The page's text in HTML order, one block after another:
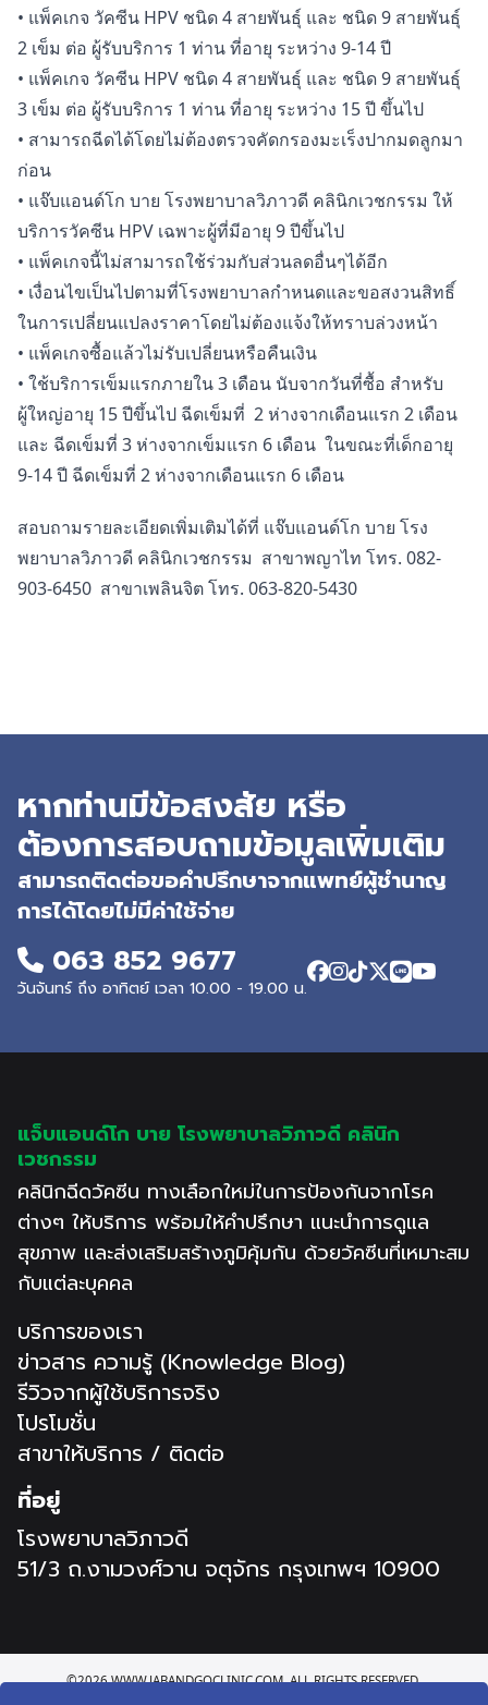
• แพ็คเกจ วัคซีน HPV ชนิด 4 สายพันธุ์ และ ชนิด 9 สายพันธุ์
2 เข็ม ต่อ ผู้รับบริการ 1 ท่าน ที่อายุ ระหว่าง 9-14 ปี
• แพ็คเกจ วัคซีน HPV ชนิด 4 สายพันธุ์ และ ชนิด 9 สายพันธุ์
3 เข็ม ต่อ ผู้รับบริการ 1 ท่าน ที่อายุ ระหว่าง 15 ปี ขึ้นไป
• สามารถฉีดได้โดยไม่ต้องตรวจคัดกรองมะเร็งปากมดลูกมา
ก่อน
• แจ๊บแอนด์โก บาย โรงพยาบาลวิภาวดี คลินิกเวชกรรม ให้
บริการวัคซีน HPV เฉพาะผู้ที่มีอายุ 9 ปีขึ้นไป
• แพ็คเกจนี้ไม่สามารถใช้ร่วมกับส่วนลดอื่นๆได้อีก
• เงื่อนไขเป็นไปตามที่โรงพยาบาลกำหนดและขอสงวนสิทธิ์
ในการเปลี่ยนแปลงราคาโดยไม่ต้องแจ้งให้ทราบล่วงหน้า
• แพ็คเกจซื้อแล้วไม่รับเปลี่ยนหรือคืนเงิน
• ใช้บริการเข็มแรกภายใน 3 เดือน นับจากวันที่ซื้อ สำหรับ
ผู้ใหญ่อายุ 15 ปีขึ้นไป ฉีดเข็มที่ 2 ห่างจากเดือนแรก 2 เดือน
และ ฉีดเข็มที่ 3 ห่างจากเข็มแรก 6 เดือน ในขณะที่เด็กอายุ
9-14 ปี ฉีดเข็มที่ 2 ห่างจากเดือนแรก 6 เดือน
สอบถามรายละเอียดเพิ่มเติมได้ที่ แจ๊บแอนด์โก บาย โรง
พยาบาลวิภาวดี คลินิกเวชกรรม สาขาพญาไท โทร. 082-
903-6450 สาขาเพลินจิต โทร. 063-820-5430
หากท่านมีข้อสงสัย หรือ
ต้องการสอบถามข้อมูลเพิ่มเติม
สามารถติดต่อขอคำปรึกษาจากแพทย์ผู้ชำนาญ
การได้โดยไม่มีค่าใช้จ่าย
063 852 9677
วันจันทร์ ถึง อาทิตย์ เวลา 10.00 - 19.00 น.
แจ็บแอนด์โก บาย โรงพยาบาลวิภาวดี คลินิก
เวชกรรม
คลินิกฉีดวัคซีน ทางเลือกใหม่ในการป้องกันจากโรค
ต่างๆ ให้บริการ พร้อมให้คำปรึกษา แนะนำการดูแล
สุขภาพ และส่งเสริมสร้างภูมิคุ้มกัน ด้วยวัคซีนที่เหมาะสม
กับแต่ละบุคคล
บริการของเรา
ข่าวสาร ความรู้ (Knowledge Blog)
รีวิวจากผู้ใช้บริการจริง
โปรโมชั่น
สาขาให้บริการ / ติดต่อ
ที่อยู่
โรงพยาบาลวิภาวดี
51/3 ถ.งามวงศ์วาน จตุจักร กรุงเทพฯ 10900
©2026 WWW.JABANDGOCLINIC.COM. ALL RIGHTS RESERVED.